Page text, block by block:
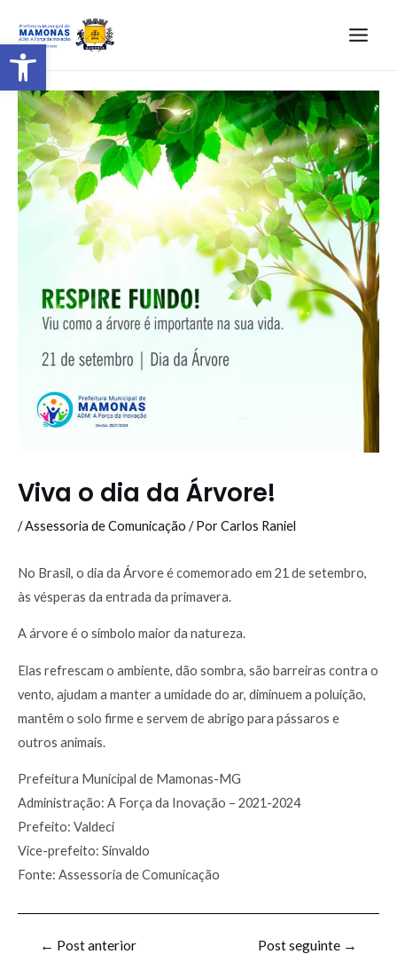
Barra de Ferramentas Aberta
Viva o dia da Árvore!
/Assessoria de Comunicação / PorCarlos Raniel
No Brasil, o dia da Árvore é comemorado em 21 de setembro,
às vésperas da entrada da primavera.
A árvore é o símbolo maior da natureza.
Elas refrescam o ambiente, dão sombra, são barreiras contra o
vento, ajudam a manter a umidade do ar, diminuem a poluição,
mantêm o solo firme e servem de abrigo para pássaros e
outros animais.
Prefeitura Municipal de Mamonas-MG
Administração: A Força da Inovação – 2021-2024
Prefeito: Valdeci
Vice-prefeito: Sinvaldo
Fonte: Assessoria de Comunicação
← Post anterior Post seguinte →